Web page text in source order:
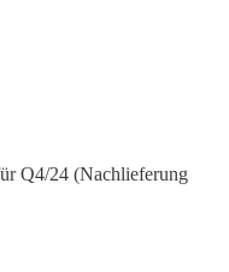
Q4/24 (Nachlieferung